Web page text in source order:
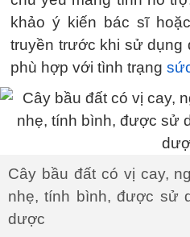
khảo ý kiến bác sĩ
truyền trước khi sử dụng
phù hợp với tình trạng
Cây bầu đất có vị cay,
nhẹ, tính bình, được sử
dược